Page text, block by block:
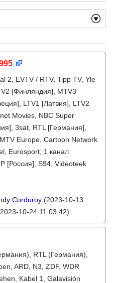
2, EVTV / RTV, Tipp TV, Yle
[Финляндия], MTV3
LTV1 [Латвия], LTV2
Movies, NBC Super
3sat, RTL [Германия],
Europe, Cartoon Network
Eurosport, 1 канал
[Россия], S94, Videoteek
Corduroy (2023-10-13
10-24 11:03:42)
RTL (Германия),
ARD, N3, ZDF, WDR
Kabel 1, Galavisión